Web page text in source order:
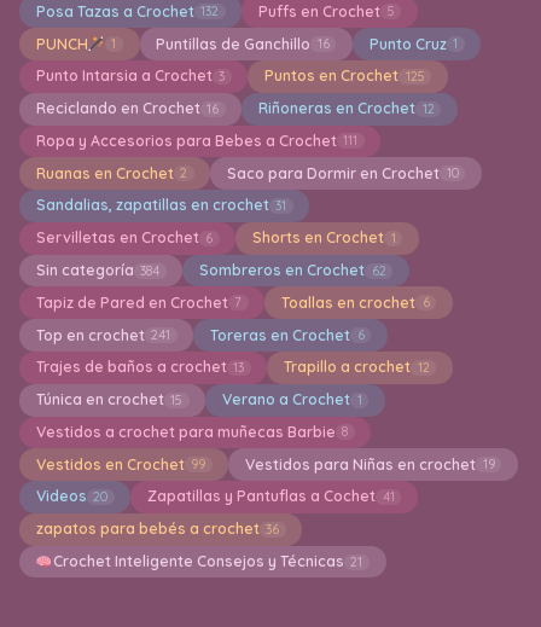
Posa Tazas a Crochet 132 Puffs en Crochet 5
PUNCH 1 Puntillas de Ganchillo 16 Punto Cruz 1
Punto Intarsia a Crochet 3 Puntos en Crochet 125
Reciclando en Crochet 16 Riñoneras en Crochet 12
Ropa y Accesorios para Bebes a Crochet 111
Ruanas en Crochet 2 Saco para Dormir en Crochet 10
Sandalias, zapatillas en crochet 31
Servilletas en Crochet 6 Shorts en Crochet 1
Sin categoría 384 Sombreros en Crochet 62
Tapiz de Pared en Crochet 7 Toallas en crochet 6
Top en crochet 241 Toreras en Crochet 6
Trajes de baños a crochet 13 Trapillo a crochet 12
Túnica en crochet 15 Verano a Crochet 1
Vestidos a crochet para muñecas Barbie 8
Vestidos en Crochet 99 Vestidos para Niñas en crochet 19
Videos 20 Zapatillas y Pantuflas a Cochet 41
zapatos para bebés a crochet 36
Crochet Inteligente Consejos y Técnicas 21